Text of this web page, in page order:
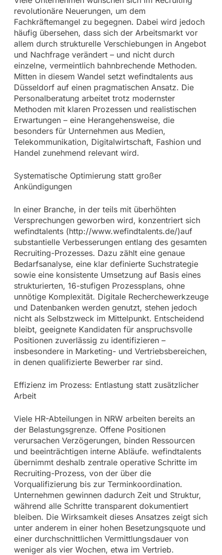
revolutionäre Neuerungen, um dem
Fachkräftemangel zu begegnen. Dabei wird jedoch
häufig übersehen, dass sich der Arbeitsmarkt vor
allem durch strukturelle Verschiebungen in Angebot
und Nachfrage verändert – und nicht durch
einzelne, vermeintlich bahnbrechende Methoden.
Mitten in diesem Wandel setzt wefindtalents aus
Düsseldorf auf einen pragmatischen Ansatz. Die
Personalberatung arbeitet trotz modernster
Methoden mit klaren Prozessen und realistischen
Erwartungen – eine Herangehensweise, die
besonders für Unternehmen aus Medien,
Telekommunikation, Digitalwirtschaft, Fashion und
Handel zunehmend relevant wird.
Systematische Optimierung statt großer
Ankündigungen
In einer Branche, in der teils mit überhöhten
Versprechungen geworben wird, konzentriert sich
wefindtalents (http://www.wefindtalents.de/)auf
substantielle Verbesserungen entlang des gesamten
Recruiting-Prozesses. Dazu zählt eine genaue
Bedarfsanalyse, eine klar definierte Suchstrategie
sowie eine konsistente Umsetzung auf Basis eines
strukturierten, 16-stufigen Prozessplans, ohne
unnötige Komplexität. Digitale Recherchewerkzeuge
und Datenbanken werden genutzt, stehen jedoch
nicht als Selbstzweck im Mittelpunkt. Entscheidend
bleibt, geeignete Kandidaten für anspruchsvolle
Positionen zuverlässig zu identifizieren –
insbesondere in Marketing- und Vertriebsbereichen,
in denen qualifizierte Bewerber rar sind.
Effizienz im Prozess: Entlastung statt zusätzlicher
Arbeit
Viele HR-Abteilungen in NRW arbeiten bereits an
der Belastungsgrenze. Offene Positionen
verursachen Verzögerungen, binden Ressourcen
und beeinträchtigen interne Abläufe. wefindtalents
übernimmt deshalb zentrale operative Schritte im
Recruiting-Prozess, von der über die
Vorqualifizierung bis zur Terminkoordination.
Unternehmen gewinnen dadurch Zeit und Struktur,
während alle Schritte transparent dokumentiert
bleiben. Die Wirksamkeit dieses Ansatzes zeigt sich
unter anderem in einer hohen Besetzungsquote und
einer durchschnittlichen Vermittlungsdauer von
weniger als vier Wochen, etwa im Vertrieb.